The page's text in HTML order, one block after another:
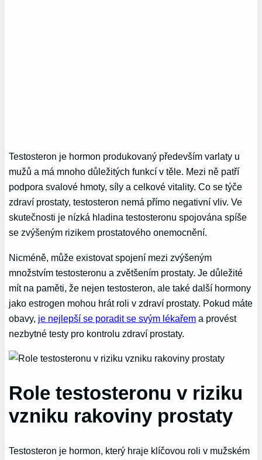
Testosteron je hormon produkovaný především varlaty u
mužů a má mnoho důležitých funkcí v těle. Mezi ně patří
podpora svalové hmoty, síly a celkové vitality. Co se týče
zdraví prostaty, testosteron nemá přímo negativní vliv. Ve
skutečnosti je nízká hladina testosteronu spojována spíše
se zvýšeným rizikem prostatového onemocnění.
Nicméně, může existovat spojení mezi zvýšeným
množstvím testosteronu a zvětšením prostaty. Je důležité
mít na paměti, že nejen testosteron, ale také další hormony
jako estrogen mohou hrát roli v zdraví prostaty. Pokud máte
obavy, je nejlepší se poradit se svým lékařem a provést
nezbytné testy pro kontrolu zdraví prostaty.
Role testosteronu v riziku
vzniku rakoviny prostaty
Testosteron je hormon, který hraje klíčovou roli v mužském